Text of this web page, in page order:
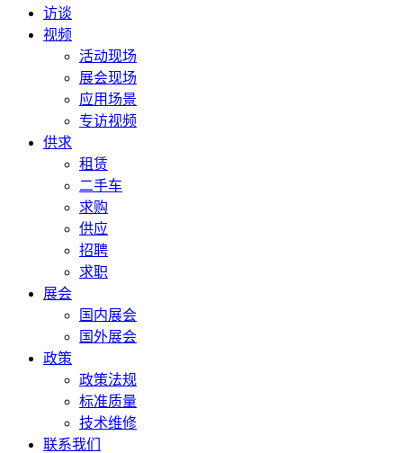
访谈
视频
活动现场
展会现场
应用场景
专访视频
供求
租赁
二手车
求购
供应
招聘
求职
展会
国内展会
国外展会
政策
政策法规
标准质量
技术维修
联系我们